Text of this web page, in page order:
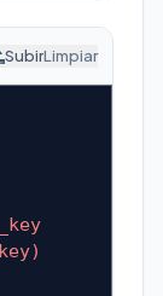
SubirLimpiar